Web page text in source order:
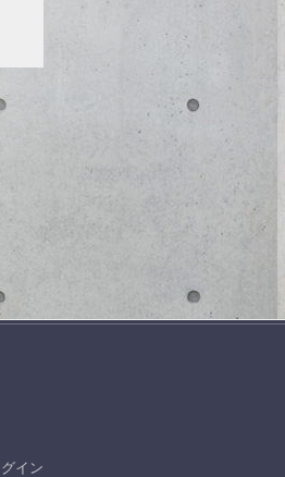
イン